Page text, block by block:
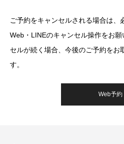
ご予約をキャンセルされる場合は、
Web・LINEのキャンセル操作をお
セルが続く場合、今後のご予約をお
す。
Web予約